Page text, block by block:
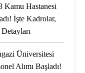
Kamu Hastanesi
İşte Kadrolar,
Üniversitesi
Alımı Başladı!